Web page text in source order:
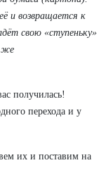
и возвращается к
свою «ступеньку»
же
получилась!
перехода и у
их и поставим на